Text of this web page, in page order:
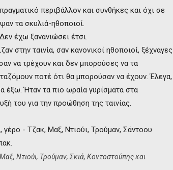
περιβάλλον και συνθήκες και όχι σε
τα σκυλιά-ηθοποιοί.
έχω ξανανιώσει έτσι.
στην ταινία, σαν κανονικοί ηθοποιοί, ξέχναγες
να τρέχουν και δεν μπορούσες να τα
ποτέ ότι θα μπορούσαν να έχουν. Έλεγα,
έξω. Ήταν τα πιο ωραία γυρίσματα στα
του για την προώθηση της ταινίας.
Ντιούι, Τρούμαν, Σκιά, Κοντοστούπης και